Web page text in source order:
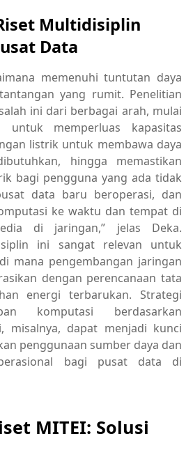
Multidisiplin
Data
memenuhi tuntutan daya
yang rumit. Penelitian
ini dari berbagai arah, mulai
memperluas kapasitas
listrik untuk membawa daya
hingga memastikan
bagi pengguna yang ada tidak
data baru beroperasi, dan
ke waktu dan tempat di
di jaringan,” jelas Deka.
ini sangat relevan untuk
mana pengembangan jaringan
dengan perencanaan tata
energi terbarukan. Strategi
komputasi berdasarkan
misalnya, dapat menjadi kunci
penggunaan sumber daya dan
bagi pusat data di
MITEI: Solusi